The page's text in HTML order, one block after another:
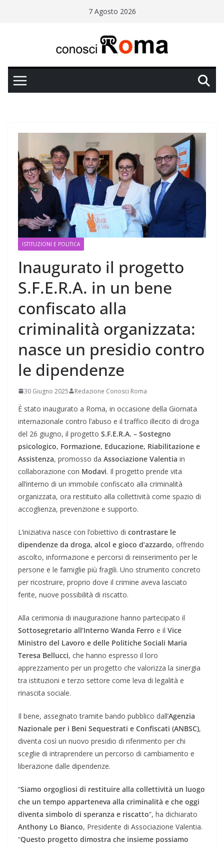
7 Agosto 2026
ISTITUZIONI E POLITICA
Inaugurato il progetto
S.F.E.R.A. in un bene
confiscato alla
criminalità organizzata:
nasce un presidio contro
le dipendenze
30 Giugno 2025 Redazione Conosci Roma
È stato inaugurato a Roma, in occasione della Giornata
internazionale contro l’abuso e il traffico illecito di droga
del 26 giugno, il progetto S.F.E.R.A. – Sostegno
psicologico, Formazione, Educazione, Riabilitazione e
Assistenza, promosso da Associazione Valentia in
collaborazione con Modavi. Il progetto prende vita
all’interno di un immobile confiscato alla criminalità
organizzata, ora restituito alla collettività come spazio di
accoglienza, prevenzione e supporto.
L’iniziativa nasce con l’obiettivo di contrastare le
dipendenze da droga, alcol e gioco d’azzardo, offrendo
ascolto, informazione e percorsi di reinserimento per le
persone e le famiglie più fragili. Uno strumento concreto
per ricostruire, proprio dove il crimine aveva lasciato
ferite, nuove possibilità di riscatto.
Alla cerimonia di inaugurazione hanno partecipato il
Sottosegretario all’Interno Wanda Ferro e il Vice
Ministro del Lavoro e delle Politiche Sociali Maria
Teresa Bellucci, che hanno espresso il loro
apprezzamento per un progetto che valorizza la sinergia
tra istituzioni e terzo settore come leva di legalità e
rinascita sociale.
Il bene, assegnato tramite bando pubblico dall’Agenzia
Nazionale per i Beni Sequestrati e Confiscati (ANBSC),
diventa così un nuovo presidio di riferimento per chi
sceglie di intraprendere un percorso di cambiamento e
liberazione dalle dipendenze.
“Siamo orgogliosi di restituire alla collettività un luogo
che un tempo apparteneva alla criminalità e che oggi
diventa simbolo di speranza e riscatto”, ha dichiarato
Anthony Lo Bianco, Presidente di Associazione Valentia.
“Questo progetto dimostra che insieme possiamo